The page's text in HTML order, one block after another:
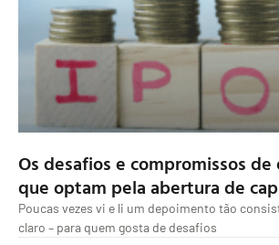
Os desafios e compromissos de
que optam pela abertura de
Poucas vezes vi e li um depoimento tão
claro – para quem gosta de desafios